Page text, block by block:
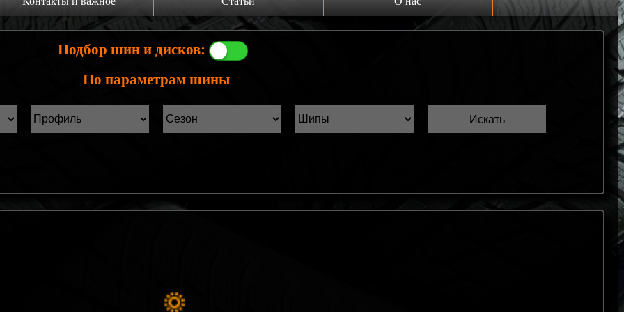
главную Производители шин
Статьи Лист1
Статьи Лист2
Выкуп шин Б/У
Подбор шин и дисков:
По параметрам шины